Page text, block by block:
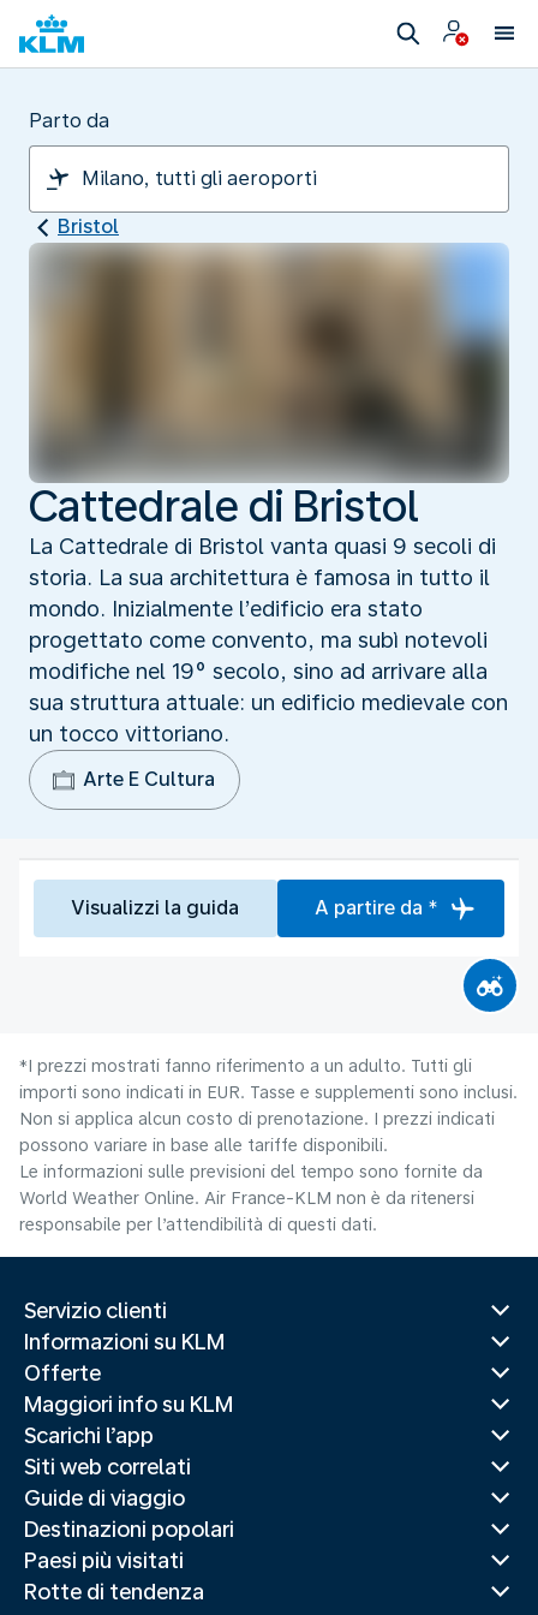
Parto da
Bristol
Cattedrale di Bristol
La Cattedrale di Bristol vanta quasi 9 secoli di
storia. La sua architettura è famosa in tutto il
mondo. Inizialmente l’edificio era stato
progettato come convento, ma subì notevoli
modifiche nel 19° secolo, sino ad arrivare alla
sua struttura attuale: un edificio medievale con
un tocco vittoriano.
Arte E Cultura
Visualizzi la guida A partire da *
*I prezzi mostrati fanno riferimento a un adulto. Tutti gli
importi sono indicati in EUR. Tasse e supplementi sono inclusi.
Non si applica alcun costo di prenotazione. I prezzi indicati
possono variare in base alle tariffe disponibili.
Le informazioni sulle previsioni del tempo sono fornite da
World Weather Online. Air France-KLM non è da ritenersi
responsabile per l’attendibilità di questi dati.
Servizio clienti
Informazioni su KLM
Offerte
Maggiori info su KLM
Scarichi l’app
Siti web correlati
Guide di viaggio
Destinazioni popolari
Paesi più visitati
Rotte di tendenza